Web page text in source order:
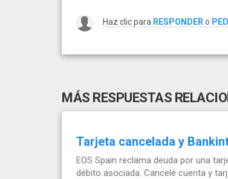
Haz clic para RESPONDER o
MÁS RESPUESTAS
Tarjeta cancelada y
EOS Spain reclama deuda por una
débito asociada. Cancelé cuenta y